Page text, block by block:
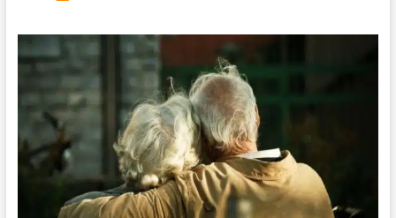
para
hidrógeno
blanco
en
el
altiplano